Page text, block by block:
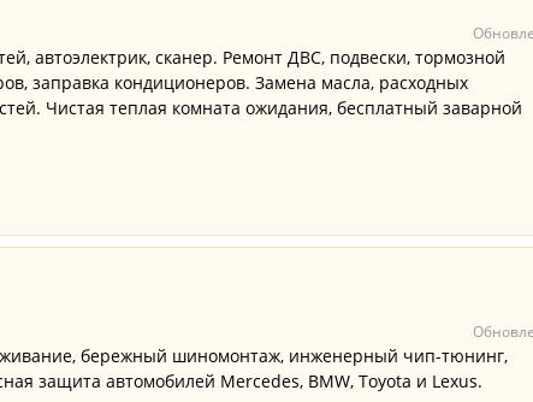
автоэлектрик, сканер. Ремонт ДВС, подвески, тормозной
заправка кондиционеров. Замена масла, расходных
Чистая теплая комната ожидания, бесплатный заварной
бережный шиномонтаж, инженерный чип-тюнинг,
защита автомобилей Mercedes, BMW, Toyota и Lexus.